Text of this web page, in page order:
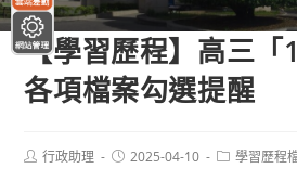
【學習歷程】高三「
各項檔案勾選提醒
Post行政助理
Post2025-04-10
Post學習歷程